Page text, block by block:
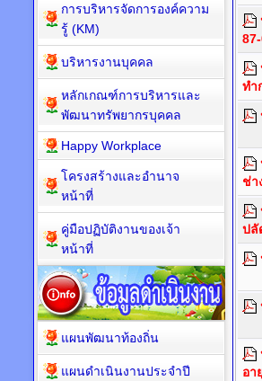
ทำ
ช่า
ปลั
อา
การบริหารจัดการองค์ความ
รู้ (KM)
บริหารงานบุคคล
หลักเกณฑ์การบริหารและ
พัฒนาทรัพยากรบุคคล
Happy Workplace
โครงสร้างและอำนาจ
หน้าที่
คู่มือปฏิบัติงานของเจ้า
หน้าที่
แผนพัฒนาท้องถิ่น
แผนดำเนินงานประจำปี